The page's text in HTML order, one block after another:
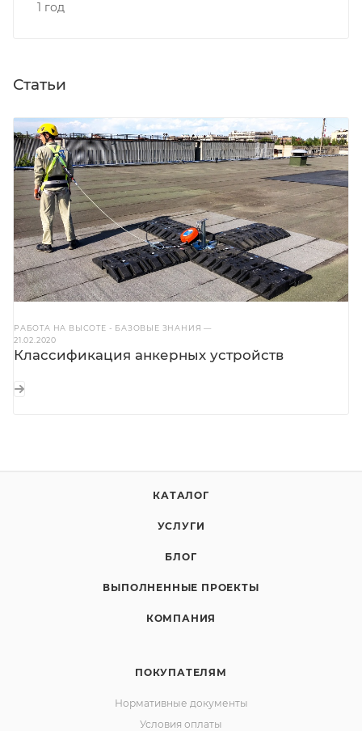
1 год
Статьи
РАБОТА НА ВЫСОТЕ - БАЗОВЫЕ ЗНАНИЯ—
21.02.2020
Классификация анкерных устройств
КАТАЛОГ
УСЛУГИ
БЛОГ
ВЫПОЛНЕННЫЕ ПРОЕКТЫ
КОМПАНИЯ
ПОКУПАТЕЛЯМ
Нормативные документы
Условия оплаты